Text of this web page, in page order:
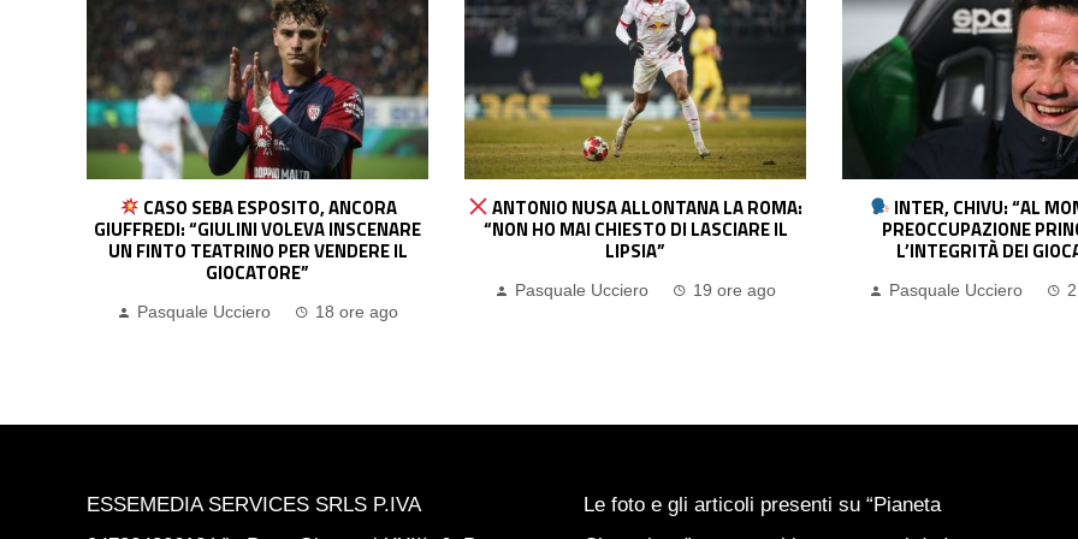
ANTONIO NUSA ALLONTANA LA ROMA:
“NON HO MAI CHIESTO DI LASCIARE IL
LIPSIA”
INTER, CHIVU: “AL MOMENTO LA
PREOCCUPAZIONE PRINCIPALE È
L’INTEGRITÀ DEI GIOCATORI”
Pasquale Ucciero 2 giorni ago
JUVENTUS, SPALLETTI:
AVER RETTO L’URTO.
DOLORE. BUONI SEGNALI DA
Pasquale Ucciero
ESSEMEDIA SERVICES SRLS P.IVA
Le foto e gli articoli presenti su “Pianeta